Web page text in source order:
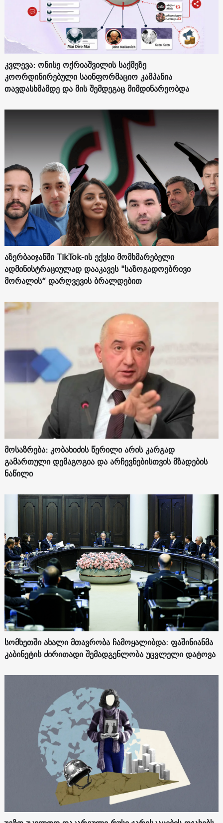
კვლევა: ონისე ოქრიაშვილის საქმეზე
კოორდინირებული საინფორმაციო კამპანია
თავდასხმამდე და მის შემდეგაც მიმდინარეობდა
აზერბაიჯანში TikTok-ის ექვსი მომხმარებელი
ადმინისტრაციულად დააკავეს "საზოგადოებრივი
მორალის“ დარღვევის ბრალდებით
მოსაზრება: კობახიძის წერილი არის კარგად
გამართული დემაგოგია და არჩევნებისთვის მზადების
ნაწილი
სომხეთში ახალი მთავრობა ჩამოყალიბდა: ფაშინიანმა
კაბინეტის ძირითადი შემადგენლობა უცვლელი დატოვა